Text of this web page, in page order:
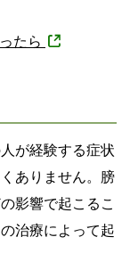
たら
が経験する症状
ありません。膀
影響で起こるこ
治療によって起